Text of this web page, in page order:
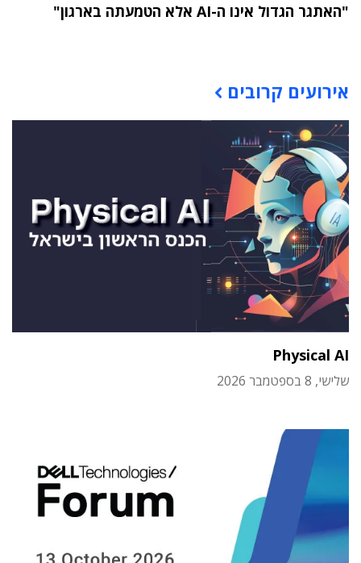
"האתגר הגדול אינו ה-AI אלא הטמעתה בארגון"
אירועים קרובים
Physical AI
שלישי, 8 בספטמבר 2026